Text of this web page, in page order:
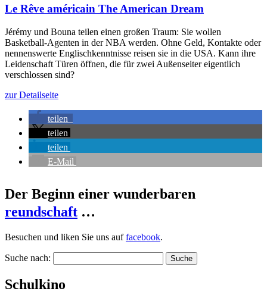
Le Rêve américain The American Dream
Jérémy und Bouna teilen einen großen Traum: Sie wollen
Basketball-Agenten in der NBA werden. Ohne Geld, Kontakte oder
nennenswerte Englischkenntnisse reisen sie in die USA. Kann ihre
Leidenschaft Türen öffnen, die für zwei Außenseiter eigentlich
verschlossen sind?
zur Detailseite
teilen
teilen
teilen
E-Mail
Der Beginn einer wunderbaren
reundschaft …
Besuchen und liken Sie uns auffacebook.
Suche nach:
Schulkino